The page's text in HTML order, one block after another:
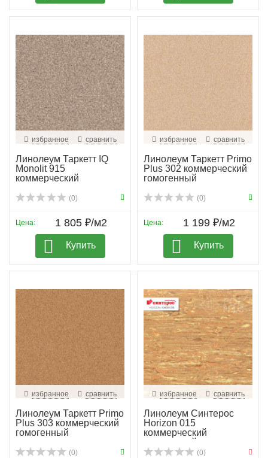
избранное сравнить
Линолеум Таркетт IQ
Monolit 915
коммерческий
(0)
Цена: 1 805 ₽/м2
Купить
избранное сравнить
Линолеум Таркетт Primo
Plus 302 коммерческий
гомогенный
(0)
Цена: 1 199 ₽/м2
Купить
избранное сравнить
Линолеум Таркетт Primo
Plus 303 коммерческий
гомогенный
(0)
избранное сравнить
Линолеум Синтерос
Horizon 015
коммерческий
гомогенный
(0)